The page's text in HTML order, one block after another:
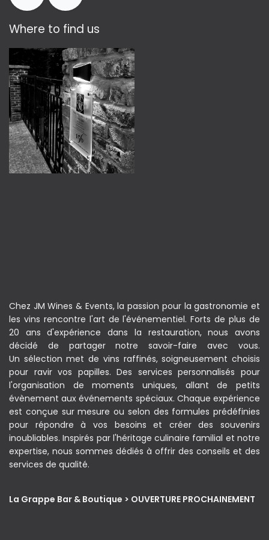
Where to find us​
Chez JM Wines & Events, la passion pour la gastronomie et
les vins rencontre l'art de l'événementiel. Forts de plus de
20 ans d'expérience dans la restauration, nous avons
décidé de partager notre savoir-faire avec vous.
Un sélection met de vins raffinés, soigneusement choisis
pour ravir vos papilles. Des services personnalisés pour
l'organisation de moments uniques, allant de petits
évènement aux événements spéciaux. Chaque expérience
est conçue sur mesure ou selon des formules prédéfinies
pour répondre à vos besoins et créer des souvenirs
inoubliables. Inspirés par l'héritage culinaire familial et notre
expertise, nous sommes dédiés à offrir des conseils et des
services de qualité.
La Grappe Bar & Boutique > OUVERTURE PROCHAINEMENT